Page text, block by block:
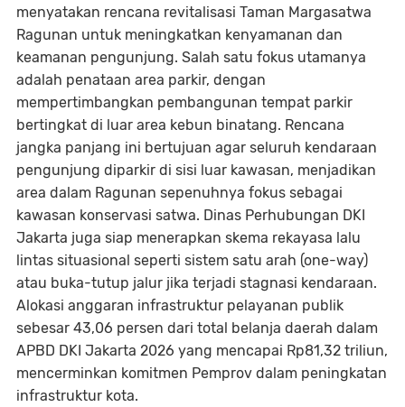
menyatakan rencana revitalisasi Taman Margasatwa
Ragunan untuk meningkatkan kenyamanan dan
keamanan pengunjung. Salah satu fokus utamanya
adalah penataan area parkir, dengan
mempertimbangkan pembangunan tempat parkir
bertingkat di luar area kebun binatang. Rencana
jangka panjang ini bertujuan agar seluruh kendaraan
pengunjung diparkir di sisi luar kawasan, menjadikan
area dalam Ragunan sepenuhnya fokus sebagai
kawasan konservasi satwa. Dinas Perhubungan DKI
Jakarta juga siap menerapkan skema rekayasa lalu
lintas situasional seperti sistem satu arah (one-way)
atau buka-tutup jalur jika terjadi stagnasi kendaraan.
Alokasi anggaran infrastruktur pelayanan publik
sebesar 43,06 persen dari total belanja daerah dalam
APBD DKI Jakarta 2026 yang mencapai Rp81,32 triliun,
mencerminkan komitmen Pemprov dalam peningkatan
infrastruktur kota.